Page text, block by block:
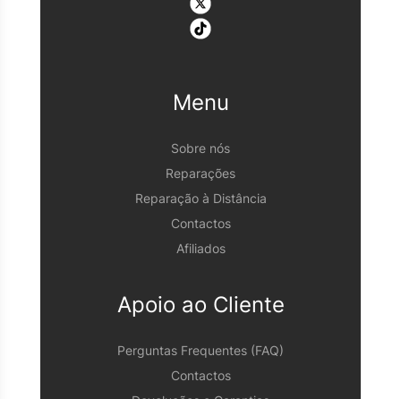
Menu
Sobre nós
Reparações
Reparação à Distância
Contactos
Afiliados
Apoio ao Cliente
Perguntas Frequentes (FAQ)
Contactos